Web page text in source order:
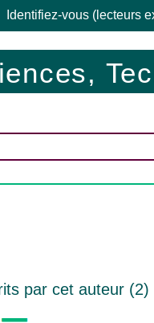
Identifiez-vous (lecteurs
par cet auteur (2)